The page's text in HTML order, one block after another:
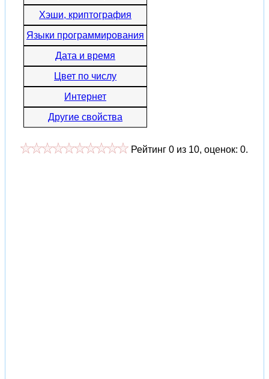
Хэши, криптография
Языки программирования
Дата и время
Цвет по числу
Интернет
Другие свойства
Рейтинг 0 из 10, оценок: 0.